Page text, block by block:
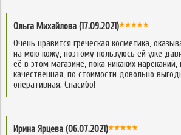
Ольга Михайлова (17.09.2021)
Очень нравится греческая косметика,
на мою кожу, поэтому пользуюсь ей уже
её в этом магазине, пока никаких нареканий,
качественная, по стоимости довольно
оперативная. Спасибо!
Ирина Ярцева (06.07.2021)